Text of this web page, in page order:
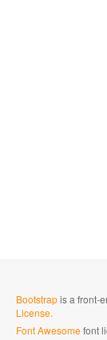
Bootstrapis a front-
License.
Font Awesomefont